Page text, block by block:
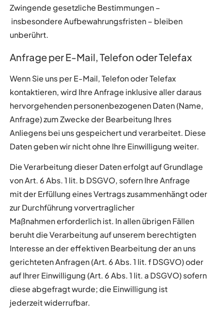
Zwingende gesetzliche Bestimmungen –
insbesondere Aufbewahrungsfristen – bleiben
unberührt.
Anfrage per E-Mail, Telefon oder Telefax
Wenn Sie uns per E-Mail, Telefon oder Telefax
kontaktieren, wird Ihre Anfrage inklusive aller daraus
hervorgehenden personenbezogenen Daten (Name,
Anfrage) zum Zwecke der Bearbeitung Ihres
Anliegens bei uns gespeichert und verarbeitet. Diese
Daten geben wir nicht ohne Ihre Einwilligung weiter.
Die Verarbeitung dieser Daten erfolgt auf Grundlage
von Art. 6 Abs. 1 lit. b DSGVO, sofern Ihre Anfrage
mit der Erfüllung eines Vertrags zusammenhängt oder
zur Durchführung vorvertraglicher
Maßnahmen erforderlich ist. In allen übrigen Fällen
beruht die Verarbeitung auf unserem berechtigten
Interesse an der effektiven Bearbeitung der an uns
gerichteten Anfragen (Art. 6 Abs. 1 lit. f DSGVO) oder
auf Ihrer Einwilligung (Art. 6 Abs. 1 lit. a DSGVO) sofern
diese abgefragt wurde; die Einwilligung ist
jederzeit widerrufbar.